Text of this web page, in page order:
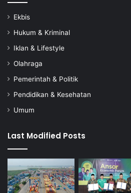
Ekbis
Hukum & Kriminal
Iklan & Lifestyle
Olahraga
Pemerintah & Politik
Pendidikan & Kesehatan
Umum
Last Modified Posts